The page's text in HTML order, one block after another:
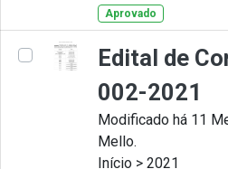
Aprovado
Edital de
002-2021
Modificado há 11
Mello.
Início > 2021